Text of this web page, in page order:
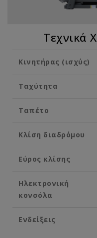
Τεχνικά
Κινητήρας (ισχύς)
Ταχύτητα
Ταπέτο
Κλίση διαδρόμου
Εύρος κλίσης
Ηλεκτρονική
κονσόλα
Ενδείξεις